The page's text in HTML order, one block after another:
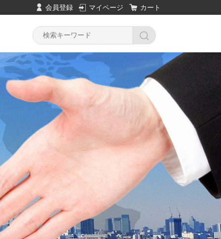
会員登録 マイページ カート